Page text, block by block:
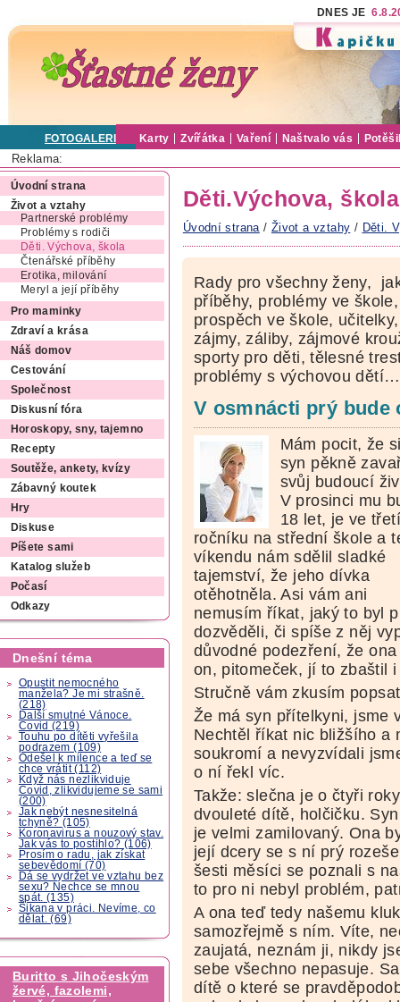
DNES JE
FOTOGALERIE Karty Zvířátka Vaření Naštvalo vás
Reklama:
Úvodní strana
Život a vztahy
Partnerské problémy
Problémy s rodiči
Děti. Výchova, škola
Čtenářské příběhy
Erotika, milování
Meryl a její příběhy
Pro maminky
Zdraví a krása
Náš domov
Cestování
Společnost
Diskusní fóra
Horoskopy, sny, tajemno
Recepty
Soutěže, ankety, kvízy
Zábavný koutek
Hry
Diskuse
Píšete sami
Katalog služeb
Počasí
Odkazy
Dnešní téma
Opustit nemocného
manžela? Je mi strašně.
(218)
Další smutné Vánoce.
Covid (219)
Touhu po dítěti vyřešila
podrazem (109)
Odešel k milence a teď se
chce vrátit (112)
Když nás nezlikviduje
Covid, zlikvidujeme se sami
(200)
Jak nebýt nesnesitelná
tchyně? (105)
Koronavirus a nouzový stav.
Jak vás to postihlo? (106)
Prosím o radu, jak získat
sebevědomí (70)
Dá se vydržet ve vztahu bez
sexu? Nechce se mnou
spát. (135)
Šikana v práci. Nevíme, co
dělat. (69)
Buritto s Jihočeským
žervé, fazolemi,
Děti.Výchova,
Úvodní strana / Život a vztahy / Děti.
Rady pro všechny ženy,
příběhy, problémy ve
prospěch ve škole,
zájmy, záliby, zájmové
sporty pro děti, tělesné
problémy s výchovou dětí…
V osmnácti prý bude
Mám pocit, že
syn pěkně
svůj budoucí
V prosinci mu
18 let, je ve
ročníku na střední škole a
víkendu nám sdělil sladké
tajemství, že jeho dívka
otěhotněla. Asi vám ani
nemusím říkat, jaký to byl
dozvěděli, či spíše z něj
důvodné podezření, že
on, pitomeček, jí to zbaštil
Stručně vám zkusím
Že má syn přítelkyni, jsme
Nechtěl říkat nic bližšího a
soukromí a nevyzvídali
o ní řekl víc.
Takže: slečna je o čtyři
dvouleté dítě, holčičku.
je velmi zamilovaný. Ona
její dcery se s ní prý
šesti měsíci se poznali s
to pro ni nebyl problém,
A ona teď tedy našemu
samozřejmě s ním. Víte,
zaujatá, neznám ji, nikdy
sebe všechno nepasuje.
dítě o které se